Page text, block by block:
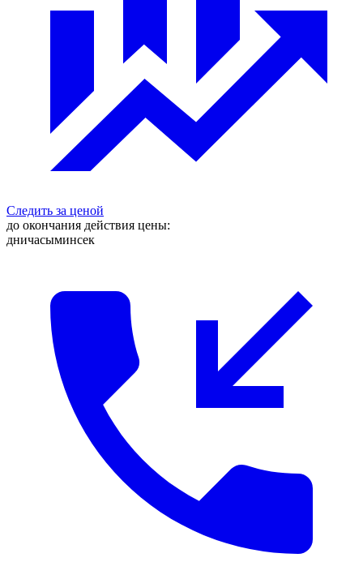
Следить за ценой
до окончания действия цены:
дничасыминсек